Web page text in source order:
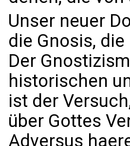
Unser neuer
die Gnosis,
Der
historischen
ist der
über Gottes
Adversus